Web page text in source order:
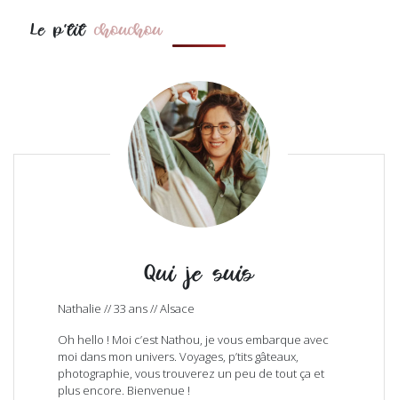
Le p'tit chouchou
Qui je suis
Nathalie // 33 ans // Alsace
Oh hello ! Moi c’est Nathou, je vous embarque avec
moi dans mon univers. Voyages, p’tits gâteaux,
photographie, vous trouverez un peu de tout ça et
plus encore. Bienvenue !